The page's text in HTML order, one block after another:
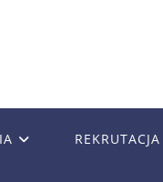
REKRUTACJA